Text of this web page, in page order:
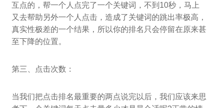
互点的，帮一个人点完了一个关键词，不到10秒，马上
又去帮助另外一个人点击，造成了关键词的跳出率极高，
真实性极差的一个结果，所以你的排名只会停留在原来甚
至下降的位置。
第三、点击次数：
当我们把点击排名最重要的两点说完以后，我们应该来思